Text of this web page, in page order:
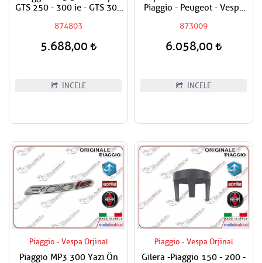
GTS 250 - 300 ie - GTS 300
Bendix Dişli
874803
5.688,00
İNCELE
Piaggio - Peugeot - Vespa
Adet Fiyatıdır
873009
6.058,00
İNCELE
Piaggio - Vespa Orjinal
Piaggio MP3 300 Yazı Ön
Piaggio - Vespa Orjinal
Gilera -Piaggio 150 - 200 -